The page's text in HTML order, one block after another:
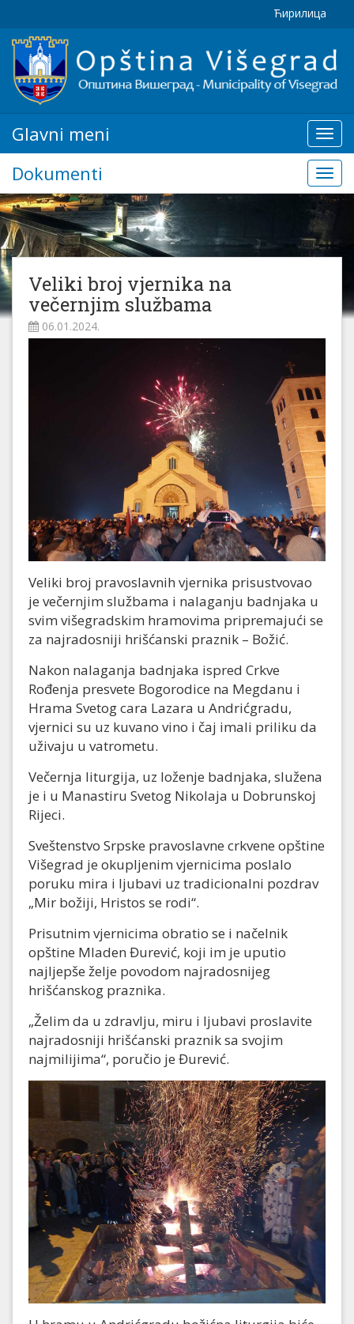
Ћирилица
Glavni
meni
Glavni meni
Dokumenti
Veliki broj vjernika na
večernjim službama
06.01.2024.
Veliki broj pravoslavnih vjernika prisustvovao
je večernjim službama i nalaganju badnjaka u
svim višegradskim hramovima pripremajući se
za najradosniji hrišćanski praznik – Božić.
Nakon nalaganja badnjaka ispred Crkve
Rođenja presvete Bogorodice na Megdanu i
Hrama Svetog cara Lazara u Andrićgradu,
vjernici su uz kuvano vino i čaj imali priliku da
uživaju u vatrometu.
Večernja liturgija, uz loženje badnjaka, služena
je i u Manastiru Svetog Nikolaja u Dobrunskoj
Rijeci.
Sveštenstvo Srpske pravoslavne crkvene opštine
Višegrad je okupljenim vjernicima poslalo
poruku mira i ljubavi uz tradicionalni pozdrav
„Mir božiji, Hristos se rodi“.
Prisutnim vjernicima obratio se i načelnik
opštine Mladen Đurević, koji im je uputio
najljepše želje povodom najradosnijeg
hrišćanskog praznika.
„Želim da u zdravlju, miru i ljubavi proslavite
najradosniji hrišćanski praznik sa svojim
najmilijima“, poručio je Đurević.